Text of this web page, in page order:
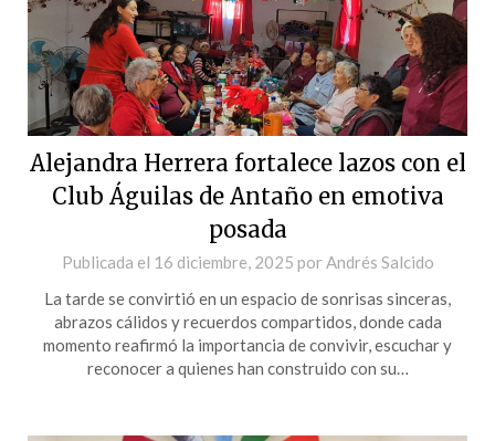
Alejandra Herrera fortalece lazos con el
Club Águilas de Antaño en emotiva
posada
Publicada el 16 diciembre, 2025 por Andrés Salcido
La tarde se convirtió en un espacio de sonrisas sinceras,
abrazos cálidos y recuerdos compartidos, donde cada
momento reafirmó la importancia de convivir, escuchar y
reconocer a quienes han construido con su…